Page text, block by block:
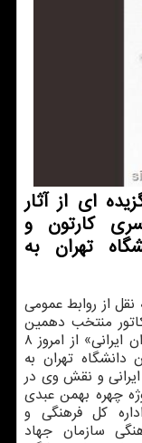
ای از آثار
كارتون و
تهران به
از روابط عمومی
سراسری كارتون و كاریكاتور «جوان ایرانی» از امروز ۸
دانشگاه تهران به
و نقش وی در
چهره بهمن عبدی
كل فرهنگی و
سازمان جهاد